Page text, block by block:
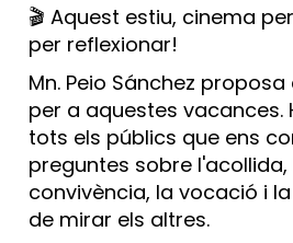
🎬 Aquest estiu, cinema
per reflexionar!
Mn. Peio Sánchez proposa
per a aquestes vacances.
tots els públics que ens
preguntes sobre
convivència, la vocació i
de mirar els altres.